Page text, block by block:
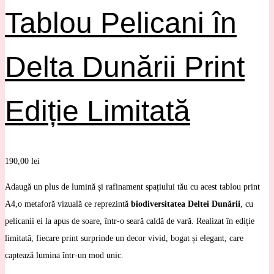
Tablou Pelicani în
Delta Dunării Print
Ediție Limitată
190,00 lei
Adaugă un plus de lumină și rafinament spațiului tău cu acest tablou print
A4,o metaforă vizuală ce reprezintă biodiversitatea Deltei Dunării, cu
pelicanii ei la apus de soare, într-o seară caldă de vară. Realizat în ediție
limitată, fiecare print surprinde un decor vivid, bogat și elegant, care
captează lumina într-un mod unic.